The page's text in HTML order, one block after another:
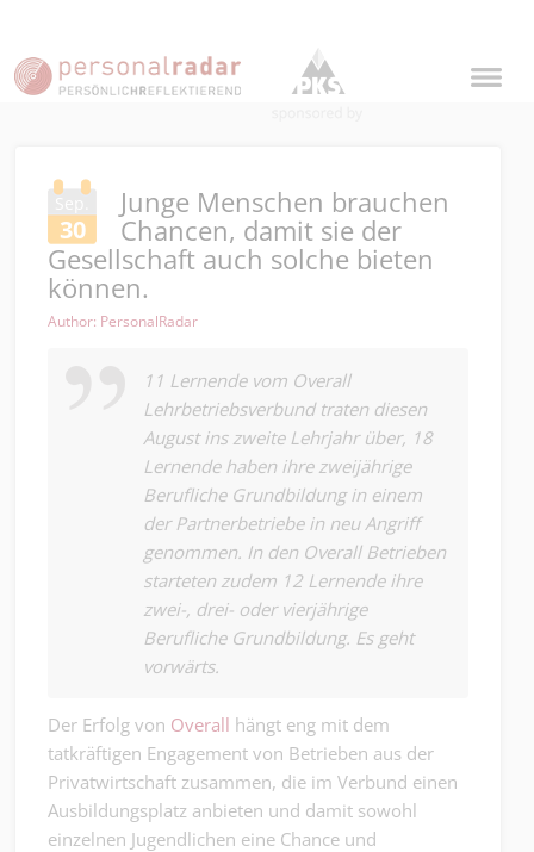
Sep.
30
Junge Menschen brauchen
Chancen, damit sie der
Gesellschaft auch solche bieten
können.
Author: PersonalRadar
11 Lernende vom Overall
Lehrbetriebsverbund traten diesen
August ins zweite Lehrjahr über, 18
Lernende haben ihre zweijährige
Berufliche Grundbildung in einem
der Partnerbetriebe in neu Angriff
genommen. In den Overall Betrieben
starteten zudem 12 Lernende ihre
zwei-, drei- oder vierjährige
Berufliche Grundbildung. Es geht
vorwärts.
Der Erfolg von Overall hängt eng mit dem
tatkräftigen Engagement von Betrieben aus der
Privatwirtschaft zusammen, die im Verbund einen
Ausbildungsplatz anbieten und damit sowohl
einzelnen Jugendlichen eine Chance und